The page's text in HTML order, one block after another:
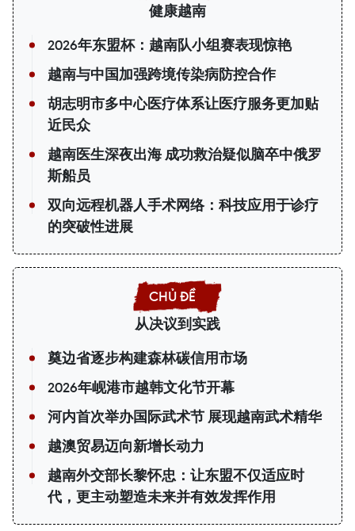
健康越南
2026年东盟杯：越南队小组赛表现惊艳
越南与中国加强跨境传染病防控合作
胡志明市多中心医疗体系让医疗服务更加贴
近民众
越南医生深夜出海 成功救治疑似脑卒中俄罗
斯船员
双向远程机器人手术网络：科技应用于诊疗
的突破性进展
从决议到实践
奠边省逐步构建森林碳信用市场
2026年岘港市越韩文化节开幕
河内首次举办国际武术节 展现越南武术精华
越澳贸易迈向新增长动力
越南外交部长黎怀忠：让东盟不仅适应时
代，更主动塑造未来并有效发挥作用